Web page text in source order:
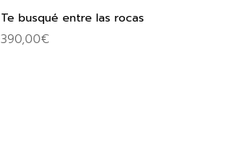
Te busqué entre las rocas
390,00€